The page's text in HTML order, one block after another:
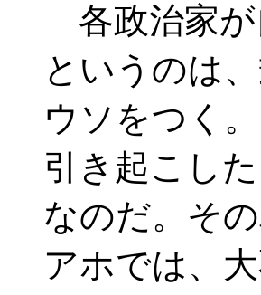
各政治家が
というのは
ウソをつく
引き起こし
なのだ。そ
アホでは、